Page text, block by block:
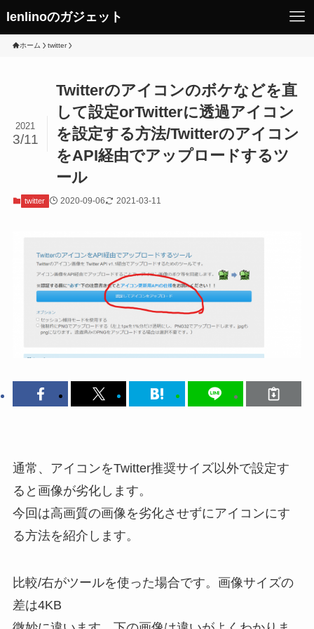
lenlinoのガジェット
ホーム twitter
Twitterのアイコンのボケなどを直
して設定orTwitterに透過アイコン
を設定する方法/Twitterのアイコン
をAPI経由でアップロードするツ
ール
2021
3/11
twitter 2020-09-06 2021-03-11
通常、アイコンをTwitter推奨サイズ以外で設定す
ると画像が劣化します。
今回は高画質の画像を劣化させずにアイコンにす
る方法を紹介します。
比較/右がツールを使った場合です。画像サイズの
差は4KB